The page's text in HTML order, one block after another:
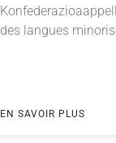
des langues
EN SAVOIR PLUS